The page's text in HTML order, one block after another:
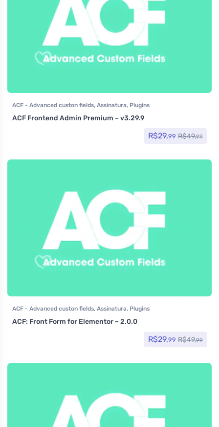
ACF - Advanced custon fields, Assinatura, Plugins
ACF Frontend Admin Premium – v3.29.9
R$29,99 R$49,99
ACF - Advanced custon fields, Assinatura, Plugins
ACF: Front Form for Elementor – 2.0.0
R$29,99 R$49,99